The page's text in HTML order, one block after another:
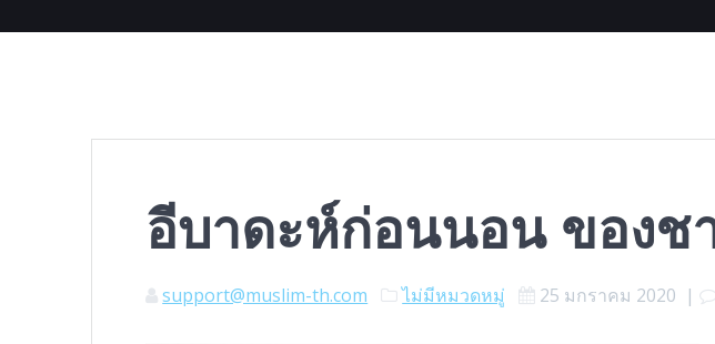
อีบาดะห์ก่อนนอน ของช
support@muslim-th.com ไม่มีหมวดหมู่ 25 มกราคม 2020 |